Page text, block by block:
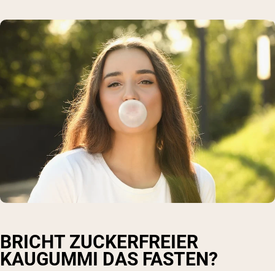
BRICHT ZUCKERFREIER
KAUGUMMI DAS FASTEN?